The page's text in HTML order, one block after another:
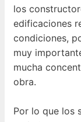
los
edificaciones
condiciones,
muy
mucha
obra.
Por lo que los